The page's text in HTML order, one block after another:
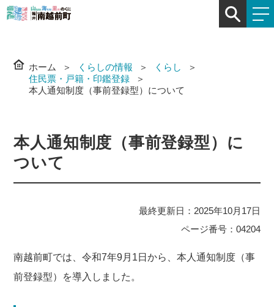
ホーム くらしの情報
くらし
住民票・戸籍・印鑑登録
本人通知制度（事前登録型）について
本人通知制度（事前登録型）に
ついて
最終更新日：2025年10月17日
ページ番号：04204
南越前町では、令和7年9月1日から、本人通知制度（事
前登録型）を導入しました。